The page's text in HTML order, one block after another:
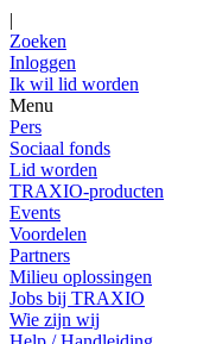
|
Zoeken
Inloggen
Ik wil lid worden
Menu
Pers
Sociaal fonds
Lid worden
TRAXIO-producten
Events
Voordelen
Partners
Milieu oplossingen
Jobs bij TRAXIO
Wie zijn wij